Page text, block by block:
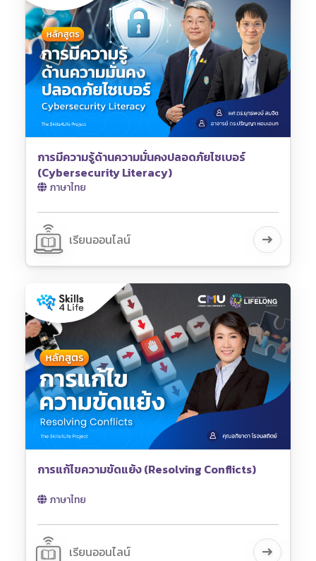
การมีความรู้ด้านความมั่นคงปลอดภัยไซเบอร์
(Cybersecurity Literacy)
ภาษาไทย
เรียนออนไลน์
การแก้ไขความขัดแย้ง (Resolving Conflicts)
ภาษาไทย
เรียนออนไลน์